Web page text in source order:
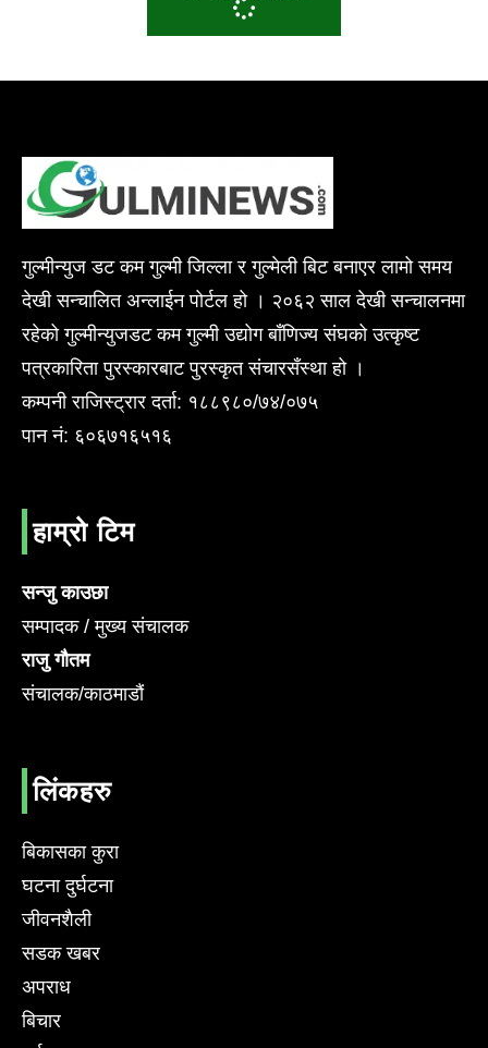
गुल्मीन्युज डट कम गुल्मी जिल्ला र गुल्मेली बिट बनाएर लामो समय
देखी सन्चालित अन्लाईन पोर्टल हो । २०६२ साल देखी सन्चालनमा
रहेको गुल्मीन्युजडट कम गुल्मी उद्योग बाँणिज्य संघको उत्कृष्ट
पत्रकारिता पुरस्कारबाट पुरस्कृत संचारसँस्था हो ।
कम्पनी राजिस्ट्रार दर्ता: १८८९८०/७४/०७५
पान नं: ६०६७१६५१६
हाम्रो टिम
सन्जु काउछा
सम्पादक / मुख्य संचालक
राजु गौतम
संचालक/काठमाडौं
लिंकहरु
बिकासका कुरा
घटना दुर्घटना
जीवनशैली
सडक खबर
अपराध
बिचार